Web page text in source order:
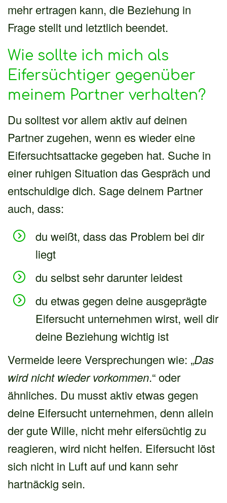
mehr ertragen kann, die Beziehung in
Frage stellt und letztlich beendet.
Wie sollte ich mich als
Eifersüchtiger gegenüber
meinem Partner verhalten?
Du solltest vor allem aktiv auf deinen
Partner zugehen, wenn es wieder eine
Eifersuchtsattacke gegeben hat. Suche in
einer ruhigen Situation das Gespräch und
entschuldige dich. Sage deinem Partner
auch, dass:
du weißt, dass das Problem bei dir
liegt
du selbst sehr darunter leidest
du etwas gegen deine ausgeprägte
Eifersucht unternehmen wirst, weil dir
deine Beziehung wichtig ist
Vermeide leere Versprechungen wie: „Das
wird nicht wieder vorkommen.“ oder
ähnliches. Du musst aktiv etwas gegen
deine Eifersucht unternehmen, denn allein
der gute Wille, nicht mehr eifersüchtig zu
reagieren, wird nicht helfen. Eifersucht löst
sich nicht in Luft auf und kann sehr
hartnäckig sein.